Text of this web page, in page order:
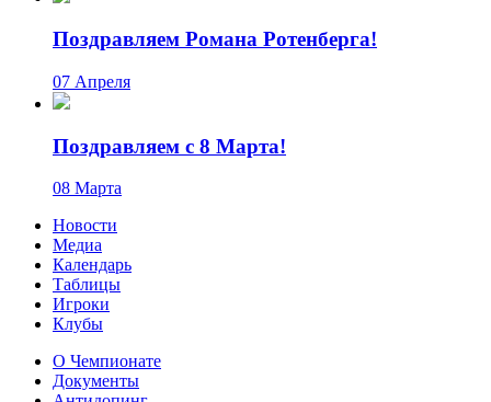
Поздравляем Романа Ротенберга!
07 Апреля
Поздравляем с 8 Марта!
08 Марта
Новости
Медиа
Календарь
Таблицы
Игроки
Клубы
О Чемпионате
Документы